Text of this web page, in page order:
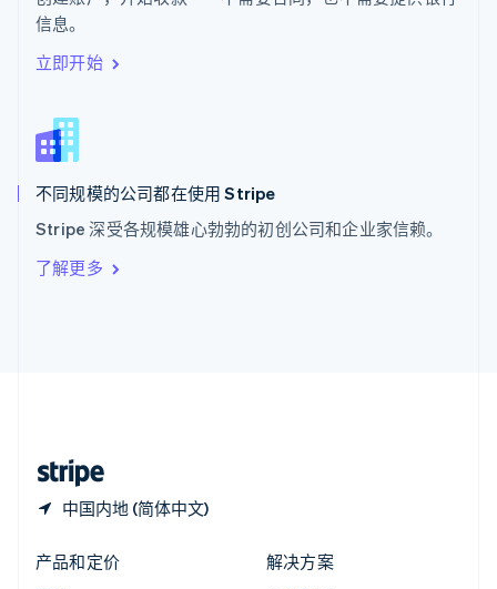
信息。
立即开始
不同规模的公司都在使用 Stripe
Stripe 深受各规模雄心勃勃的初创公司和企业家信赖。
了解更多
中国内地 (简体中文)
西班牙
Español
新加坡
新西兰
English
匈牙利
English
ItalianoEnglish
印度
English
产品和定价
解决方案